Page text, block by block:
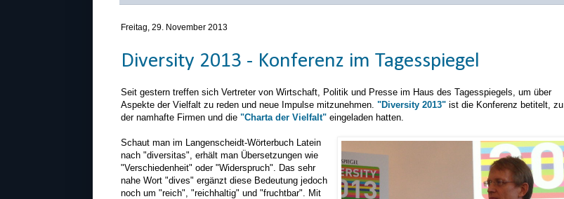
Freitag, 29. November 2013
Diversity 2013 - Konferenz im Tagesspiegel
Seit gestern treffen sich Vertreter von Wirtschaft, Politik und Presse im Haus des Tagesspiegels, um über
Aspekte der Vielfalt zu reden und neue Impulse mitzunehmen. "Diversity 2013" ist die Konferenz betitelt, zu
der namhafte Firmen und die "Charta der Vielfalt" eingeladen hatten.
Schaut man im Langenscheidt-Wörterbuch Latein
nach "diversitas", erhält man Übersetzungen wie
"Verschiedenheit" oder "Widerspruch". Das sehr
nahe Wort "dives" ergänzt diese Bedeutung jedoch
noch um "reich", "reichhaltig" und "fruchtbar". Mit